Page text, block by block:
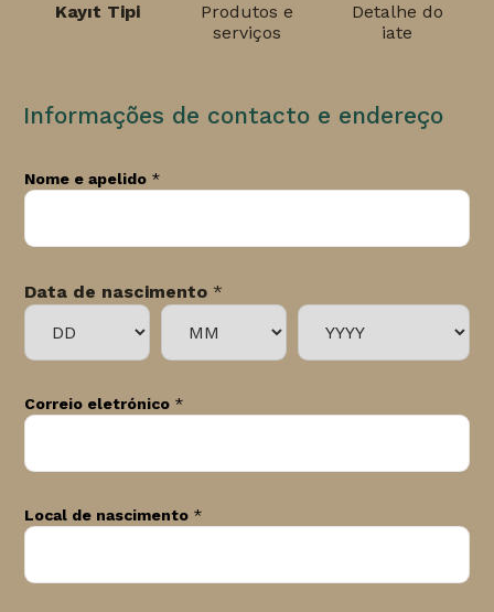
Kayıt Tipi
Produtos e
serviços
Detalhe do
iate
Informações de contacto e endereço
Nome e apelido *
Data de nascimento *
Correio eletrónico *
Local de nascimento *